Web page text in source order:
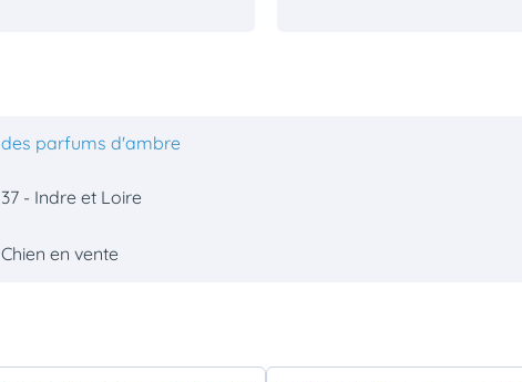
des parfums d'ambre
37 - Indre et Loire
Chien en vente